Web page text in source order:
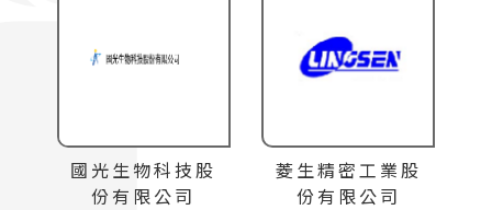
國光生物科技股
份有限公司
菱生精密工業股
份有限公司